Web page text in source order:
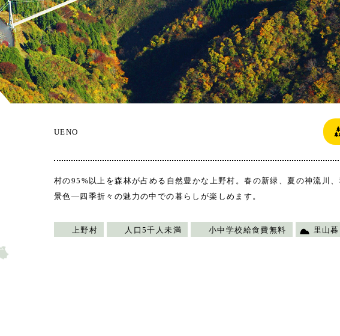
UENO
村の95%以上を森林が占める自然豊かな上野村。春の新緑、夏の神流川
景色―四季折々の魅力の中での暮らしが楽しめます。
上野村 人口5千人未満 小中学校給食費無料 里山暮